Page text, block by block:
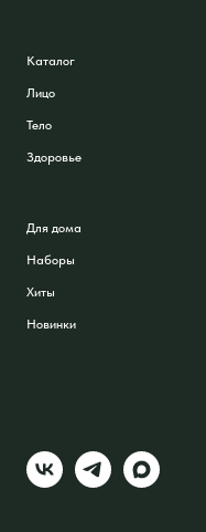
Каталог
Лицо
Тело
Здоровье
Для дома
Наборы
Хиты
Новинки